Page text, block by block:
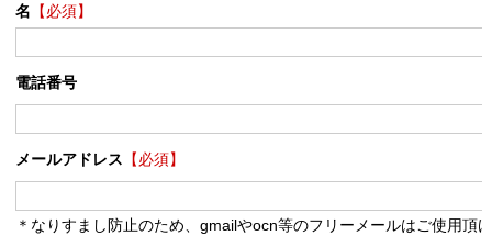
名 【必須】
電話番号
メールアドレス 【必須】
＊なりすまし防止のため、gmailやocn等のフリーメールはご使用頂